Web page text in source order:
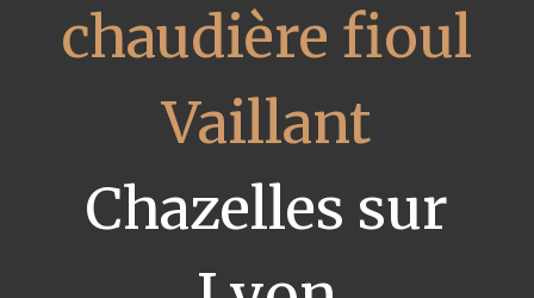
chaudière fioul
Vaillant
Chazelles sur